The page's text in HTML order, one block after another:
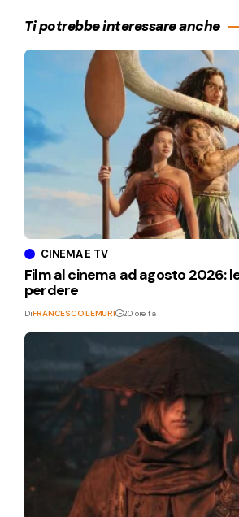
Ti potrebbe interessare anche
CINEMA E TV
Film al cinema ad agosto 2026:
perdere
DiFRANCESCO LEMURI 20 ore fa